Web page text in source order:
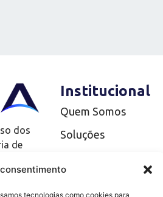
tecnologias como cookies para
dos
de
Institucional
Quem Somos
Soluções